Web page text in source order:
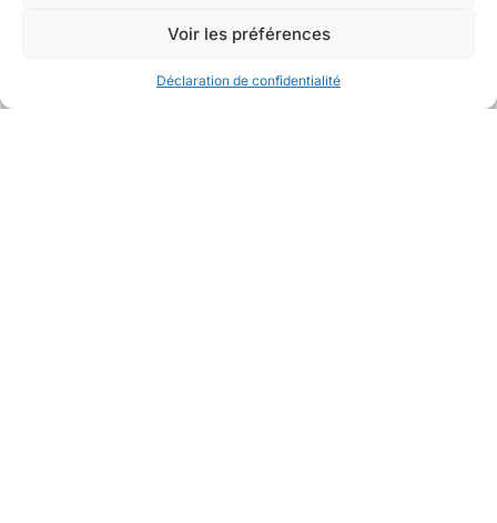
Voir les préférences
Déclaration de confidentialité